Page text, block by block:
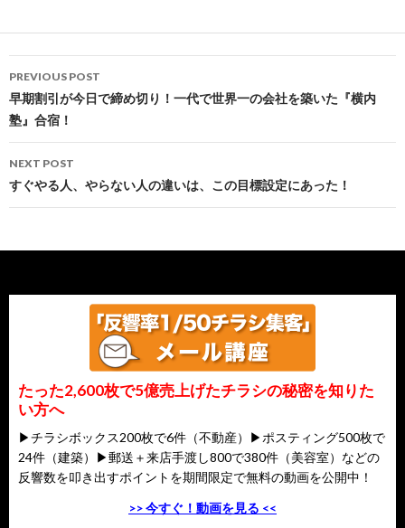
Post
navigation
PREVIOUS POST
早期割引が今日で締め切り！一代で世界一の会社を築いた『横内
塾』合宿！
NEXT POST
すぐやる人、やらない人の違いは、この目標設定にあった！
たった2,600枚で5億売上げたチラシの秘密を知りた
い方へ
▶チラシボックス200枚で6件（不動産）▶ポスティング500枚で
24件（建築）▶郵送＋来店手渡し800で380件（美容室）などの
反響数を叩き出すポイントを期間限定で無料の動画を公開中！
>> 今すぐ！動画を見る <<